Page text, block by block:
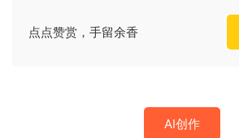
点点赞赏，手留余香
AI创作